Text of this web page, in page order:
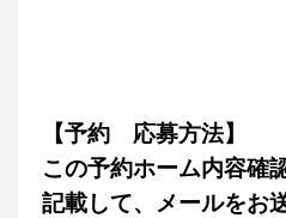
【予約 応募方法】
この予約ホーム内容確
記載して、メールをお